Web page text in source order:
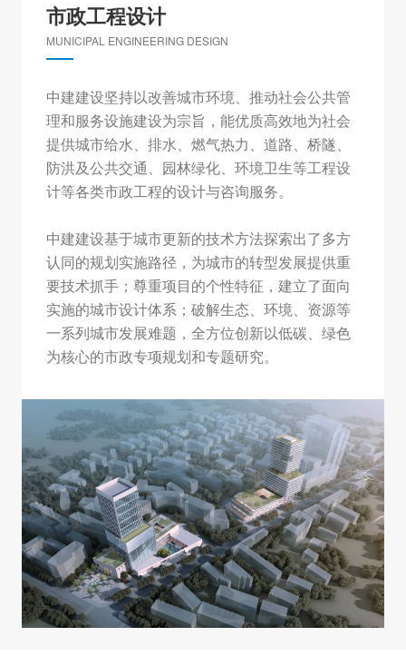
市政工程设计
MUNICIPAL ENGINEERING DESIGN
中建建设坚持以改善城市环境、推动社会公共管
理和服务设施建设为宗旨，能优质高效地为社会
提供城市给水、排水、燃气热力、道路、桥隧、
防洪及公共交通、园林绿化、环境卫生等工程设
计等各类市政工程的设计与咨询服务。
中建建设基于城市更新的技术方法探索出了多方
认同的规划实施路径，为城市的转型发展提供重
要技术抓手；尊重项目的个性特征，建立了面向
实施的城市设计体系；破解生态、环境、资源等
一系列城市发展难题，全方位创新以低碳、绿色
为核心的市政专项规划和专题研究。